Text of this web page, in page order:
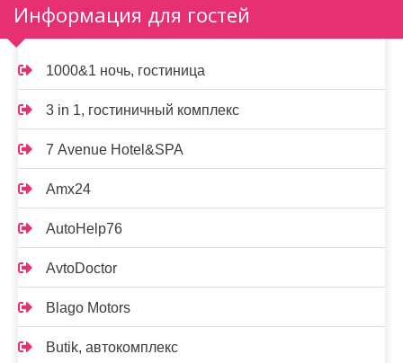
Информация для гостей
1000&1 ночь, гостиница
3 in 1, гостиничный комплекс
7 Avenue Hotel&SPA
Amx24
AutoHelp76
AvtoDoctor
Blago Motors
Butik, автокомплекс